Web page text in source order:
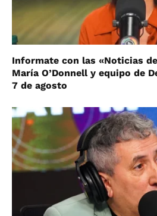
Informate con las «Noticias
María O’Donnell y equipo de
7 de agosto